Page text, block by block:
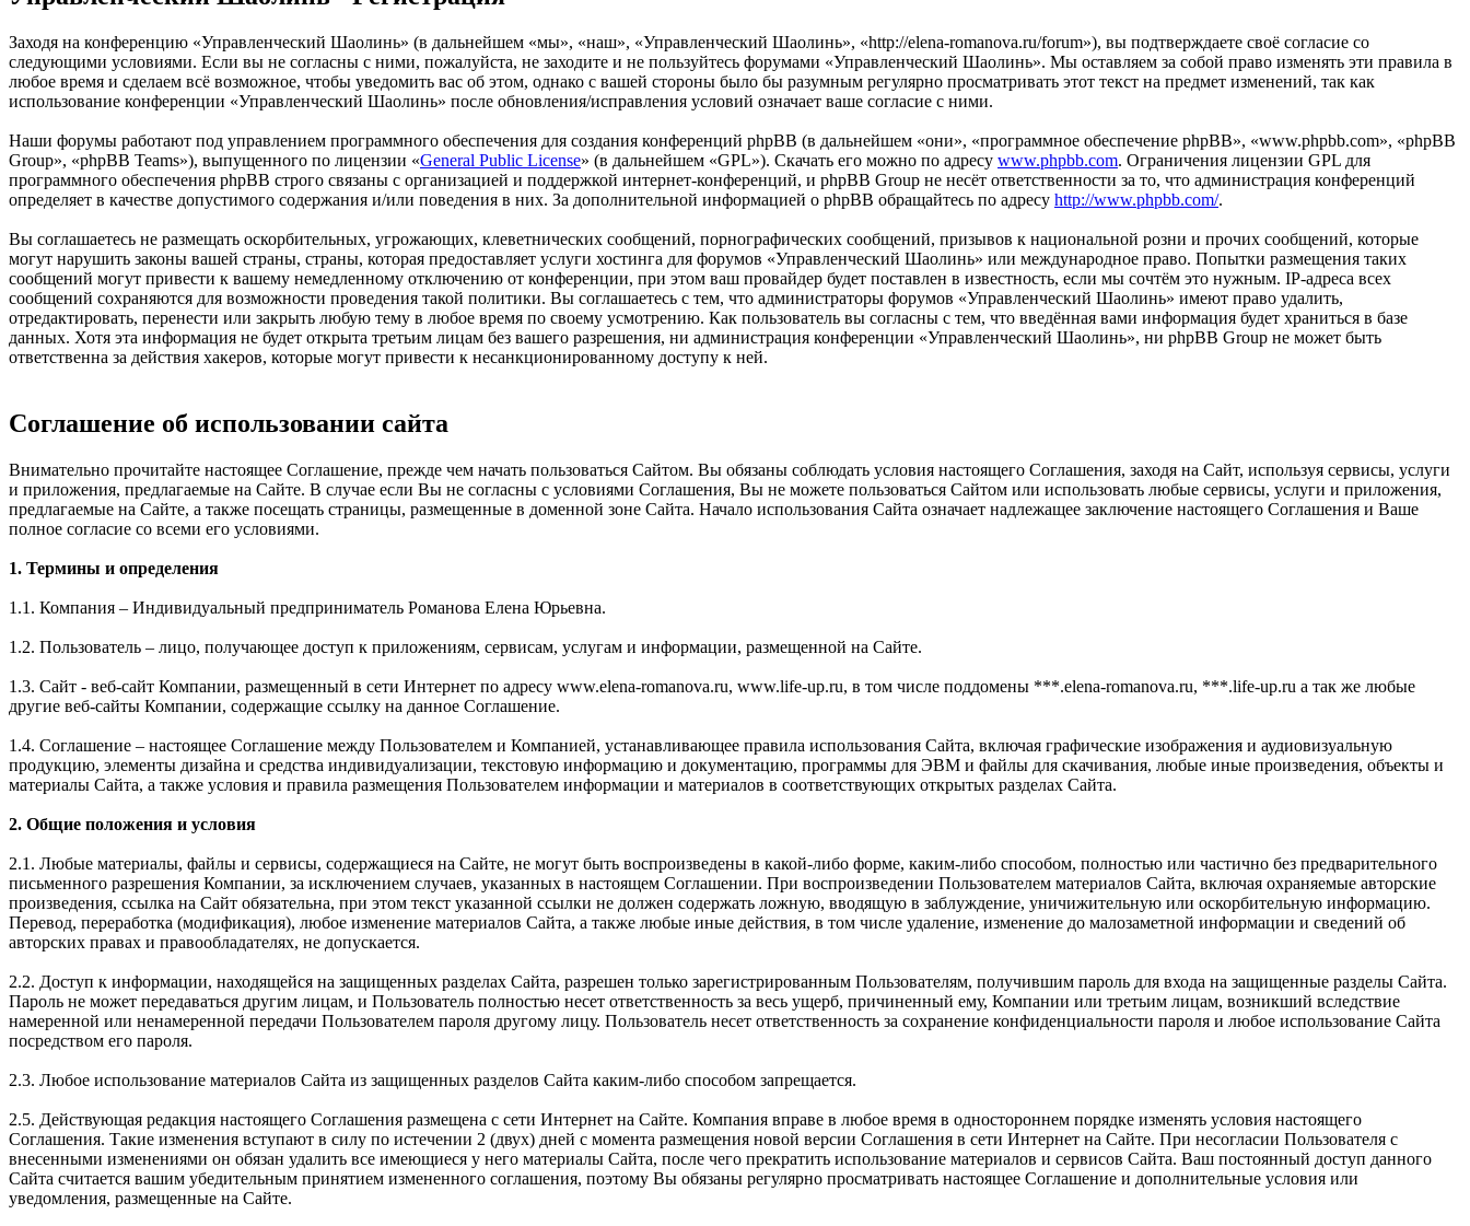
Заходя на конференцию «Управленческий Шаолинь» (в дальнейшем «мы», «наш», «Управленческий Шаолинь», «http://elena-romanova.ru/forum»), вы подтверждаете своё согласие со
следующими условиями. Если вы не согласны с ними, пожалуйста, не заходите и не пользуйтесь форумами «Управленческий Шаолинь». Мы оставляем за собой право изменять эти правила в
любое время и сделаем всё возможное, чтобы уведомить вас об этом, однако с вашей стороны было бы разумным регулярно просматривать этот текст на предмет изменений, так как
использование конференции «Управленческий Шаолинь» после обновления/исправления условий означает ваше согласие с ними.
Наши форумы работают под управлением программного обеспечения для создания конференций phpBB (в дальнейшем «они», «программное обеспечение phpBB», «www.phpbb.com», «phpBB
Group», «phpBB Teams»), выпущенного по лицензии «General Public License» (в дальнейшем «GPL»). Скачать его можно по адресу www.phpbb.com. Ограничения лицензии GPL для
программного обеспечения phpBB строго связаны с организацией и поддержкой интернет-конференций, и phpBB Group не несёт ответственности за то, что администрация конференций
определяет в качестве допустимого содержания и/или поведения в них. За дополнительной информацией о phpBB обращайтесь по адресу http://www.phpbb.com/.
Вы соглашаетесь не размещать оскорбительных, угрожающих, клеветнических сообщений, порнографических сообщений, призывов к национальной розни и прочих сообщений, которые
могут нарушить законы вашей страны, страны, которая предоставляет услуги хостинга для форумов «Управленческий Шаолинь» или международное право. Попытки размещения таких
сообщений могут привести к вашему немедленному отключению от конференции, при этом ваш провайдер будет поставлен в известность, если мы сочтём это нужным. IP-адреса всех
сообщений сохраняются для возможности проведения такой политики. Вы соглашаетесь с тем, что администраторы форумов «Управленческий Шаолинь» имеют право удалить,
отредактировать, перенести или закрыть любую тему в любое время по своему усмотрению. Как пользователь вы согласны с тем, что введённая вами информация будет храниться в базе
данных. Хотя эта информация не будет открыта третьим лицам без вашего разрешения, ни администрация конференции «Управленческий Шаолинь», ни phpBB Group не может быть
ответственна за действия хакеров, которые могут привести к несанкционированному доступу к ней.
Соглашение об использовании сайта
Внимательно прочитайте настоящее Соглашение, прежде чем начать пользоваться Сайтом. Вы обязаны соблюдать условия настоящего Соглашения, заходя на Сайт, используя сервисы, услуги
и приложения, предлагаемые на Сайте. В случае если Вы не согласны с условиями Соглашения, Вы не можете пользоваться Сайтом или использовать любые сервисы, услуги и приложения,
предлагаемые на Сайте, а также посещать страницы, размещенные в доменной зоне Сайта. Начало использования Сайта означает надлежащее заключение настоящего Соглашения и Ваше
полное согласие со всеми его условиями.
1. Термины и определения
1.1. Компания – Индивидуальный предприниматель Романова Елена Юрьевна.
1.2. Пользователь – лицо, получающее доступ к приложениям, сервисам, услугам и информации, размещенной на Сайте.
1.3. Сайт - веб-сайт Компании, размещенный в сети Интернет по адресу www.elena-romanova.ru, www.life-up.ru, в том числе поддомены ***.elena-romanova.ru, ***.life-up.ru а так же любые
другие веб-сайты Компании, содержащие ссылку на данное Соглашение.
1.4. Соглашение – настоящее Соглашение между Пользователем и Компанией, устанавливающее правила использования Сайта, включая графические изображения и аудиовизуальную
продукцию, элементы дизайна и средства индивидуализации, текстовую информацию и документацию, программы для ЭВМ и файлы для скачивания, любые иные произведения, объекты и
материалы Сайта, а также условия и правила размещения Пользователем информации и материалов в соответствующих открытых разделах Сайта.
2. Общие положения и условия
2.1. Любые материалы, файлы и сервисы, содержащиеся на Сайте, не могут быть воспроизведены в какой-либо форме, каким-либо способом, полностью или частично без предварительного
письменного разрешения Компании, за исключением случаев, указанных в настоящем Соглашении. При воспроизведении Пользователем материалов Сайта, включая охраняемые авторские
произведения, ссылка на Сайт обязательна, при этом текст указанной ссылки не должен содержать ложную, вводящую в заблуждение, уничижительную или оскорбительную информацию.
Перевод, переработка (модификация), любое изменение материалов Сайта, а также любые иные действия, в том числе удаление, изменение до малозаметной информации и сведений об
авторских правах и правообладателях, не допускается.
2.2. Доступ к информации, находящейся на защищенных разделах Сайта, разрешен только зарегистрированным Пользователям, получившим пароль для входа на защищенные разделы Сайта.
Пароль не может передаваться другим лицам, и Пользователь полностью несет ответственность за весь ущерб, причиненный ему, Компании или третьим лицам, возникший вследствие
намеренной или ненамеренной передачи Пользователем пароля другому лицу. Пользователь несет ответственность за сохранение конфиденциальности пароля и любое использование Сайта
посредством его пароля.
2.3. Любое использование материалов Сайта из защищенных разделов Сайта каким-либо способом запрещается.
2.5. Действующая редакция настоящего Соглашения размещена с сети Интернет на Сайте. Компания вправе в любое время в одностороннем порядке изменять условия настоящего
Соглашения. Такие изменения вступают в силу по истечении 2 (двух) дней с момента размещения новой версии Соглашения в сети Интернет на Сайте. При несогласии Пользователя с
внесенными изменениями он обязан удалить все имеющиеся у него материалы Сайта, после чего прекратить использование материалов и сервисов Сайта. Ваш постоянный доступ данного
Сайта считается вашим убедительным принятием измененного соглашения, поэтому Вы обязаны регулярно просматривать настоящее Соглашение и дополнительные условия или
уведомления, размещенные на Сайте.